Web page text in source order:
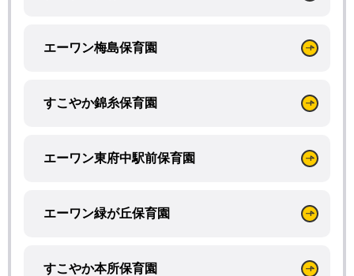
エーワン梅島保育園
すこやか錦糸保育園
エーワン東府中駅前保育園
エーワン緑が丘保育園
すこやか本所保育園